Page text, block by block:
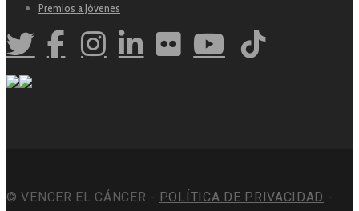
Premios a Jóvenes
© VENCER EL CÁNCER - POLÍTICA DE PRIVACIDAD -